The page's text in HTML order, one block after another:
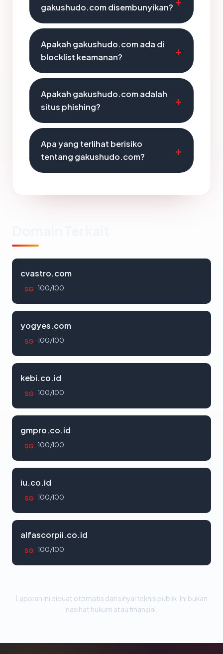
gakushudo.com disembunyikan?
Apakah gakushudo.com ada di
blocklist keamanan?
Apakah gakushudo.com adalah
situs phishing?
Apa yang terlihat berisiko
tentang gakushudo.com?
cvastro.com
SG 100/100
yogyes.com
SG 100/100
kebi.co.id
SG 100/100
gmpro.co.id
SG 100/100
iu.co.id
SG 100/100
alfascorpii.co.id
SG 100/100
Laporan ini dibuat otomatis dari sinyal teknis publik. Ini bukan
nasihat hukum atau finansial.